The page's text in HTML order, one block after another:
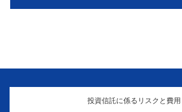
投資信託に係るリスクと費用